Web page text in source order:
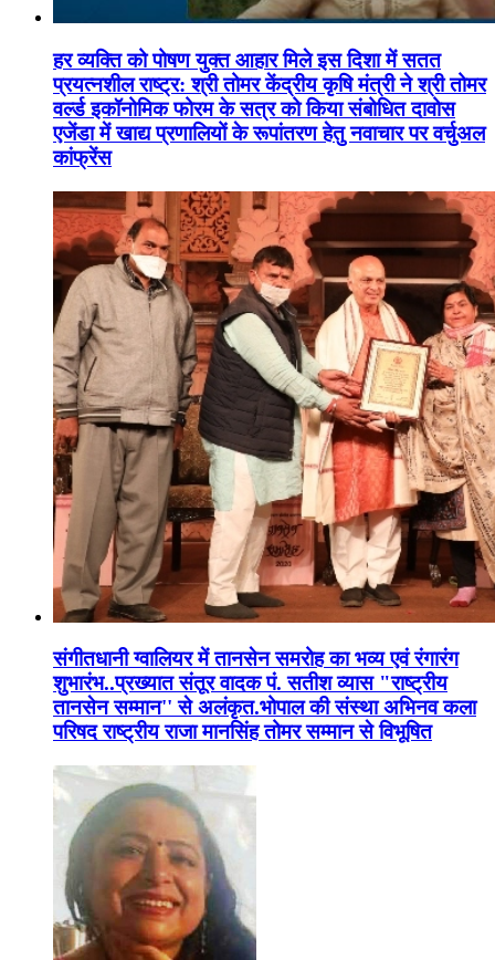
हर व्यक्ति को पोषण युक्त आहार मिले इस दिशा में सतत
प्रयत्नशील राष्ट्र: श्री तोमर केंद्रीय कृषि मंत्री ने श्री तोमर
वर्ल्ड इकॉनोमिक फोरम के सत्र को किया संबोधित दावोस
एजेंडा में खाद्य प्रणालियों के रूपांतरण हेतु नवाचार पर वर्चुअल
कांफ्रेंस
संगीतधानी ग्वालियर में तानसेन समरोह का भव्य एवं रंगारंग
शुभारंभ..प्रख्यात संतूर वादक पं. सतीश व्यास "राष्ट्रीय
तानसेन सम्मान'' से अलंकृत.भोपाल की संस्था अभिनव कला
परिषद राष्ट्रीय राजा मानसिंह तोमर सम्मान से विभूषित